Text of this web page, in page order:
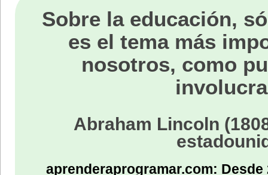
Sobre la educación,
es el tema más
nosotros, como
Abraham Lincoln
aprenderaprogramar.com: